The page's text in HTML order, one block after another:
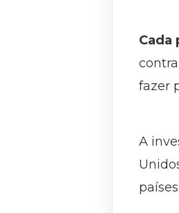
Cada
fazer
A